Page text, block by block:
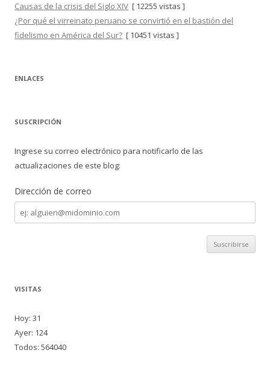
Causas de la crisis del Siglo XIV [ 12255 vistas ]
¿Por qué el virreinato peruano se convirtió en el bastión del
fidelismo en América del Sur? [ 10451 vistas ]
ENLACES
SUSCRIPCIÓN
Ingrese su correo electrónico para notificarlo de las
actualizaciones de este blog:
Dirección de correo
Dirección
de
correo
VISITAS
Hoy: 31
Ayer: 124
Todos: 564040